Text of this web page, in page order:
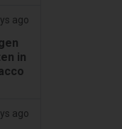
ago
in
ago